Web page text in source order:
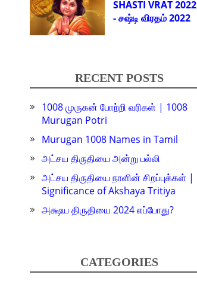
SHASTI VRAT 2022
- சஷ்டி விரதம் 2022
RECENT POSTS
1008 முருகன் போற்றி வரிகள் | 1008
Murugan Potri
Murugan 1008 Names in Tamil
அட்சய திருதியை அன்று பல்லி
அட்சய திருதியை நாளின் சிறப்புக்கள் |
Significance of Akshaya Tritiya
அக்ஷய திருதியை 2024 எப்போது?
CATEGORIES